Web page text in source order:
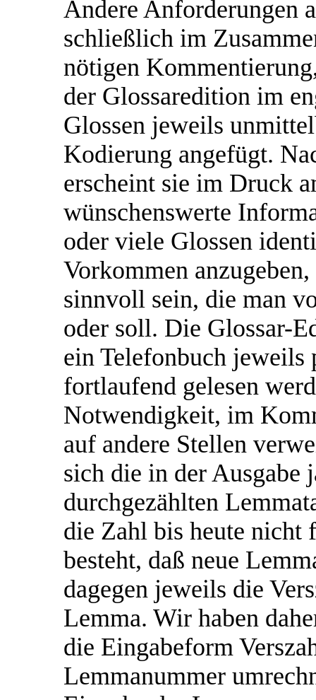
Andere Anforderungen
schließlich im
nötigen
der Glossaredition im
Glossen jeweils
Kodierung angefügt.
erscheint sie im Druck
wünschenswerte
oder viele Glossen
Vorkommen
sinnvoll sein, die man
oder soll. Die Glossar-
ein Telefonbuch
fortlaufend gelesen
Notwendigkeit, im
auf andere Stellen
sich die in der Ausgabe
durchgezählten
die Zahl bis heute
besteht, daß neue
dagegen jeweils die
Lemma. Wir haben
die Eingabeform
Lemmanummer